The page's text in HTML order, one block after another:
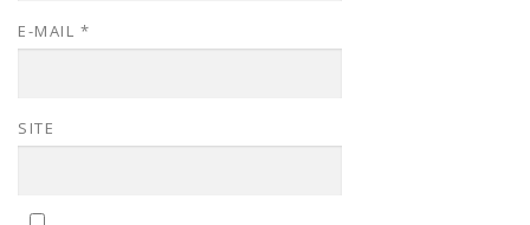
E-MAIL *
SITE